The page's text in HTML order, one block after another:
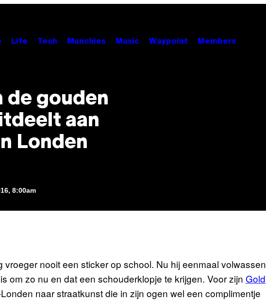
Life Tech Munchies Music Waypoint Members
de gouden
aan
Londen
8:00am
vroeger nooit een sticker op school. Nu hij eenmaal volwassen
om zo nu en dat een schouderklopje te krijgen. Voor zijn Gold
naar straatkunst die in zijn ogen wel een complimentje